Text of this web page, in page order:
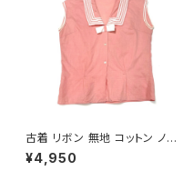
古着 リボン 無地 コットン ノー
スリーブ セーラー ブラウス ピン
ク (ta2607010)
¥4,950